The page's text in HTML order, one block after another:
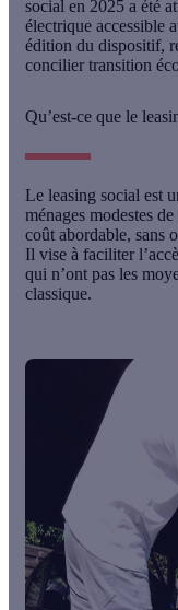
social en 2025 a été
électrique accessible
édition du dispositif,
concilier transition
Qu’est-ce que le
Le leasing social est
ménages modestes de
coût abordable, sans
Il vise à faciliter
qui n’ont pas les
classique.